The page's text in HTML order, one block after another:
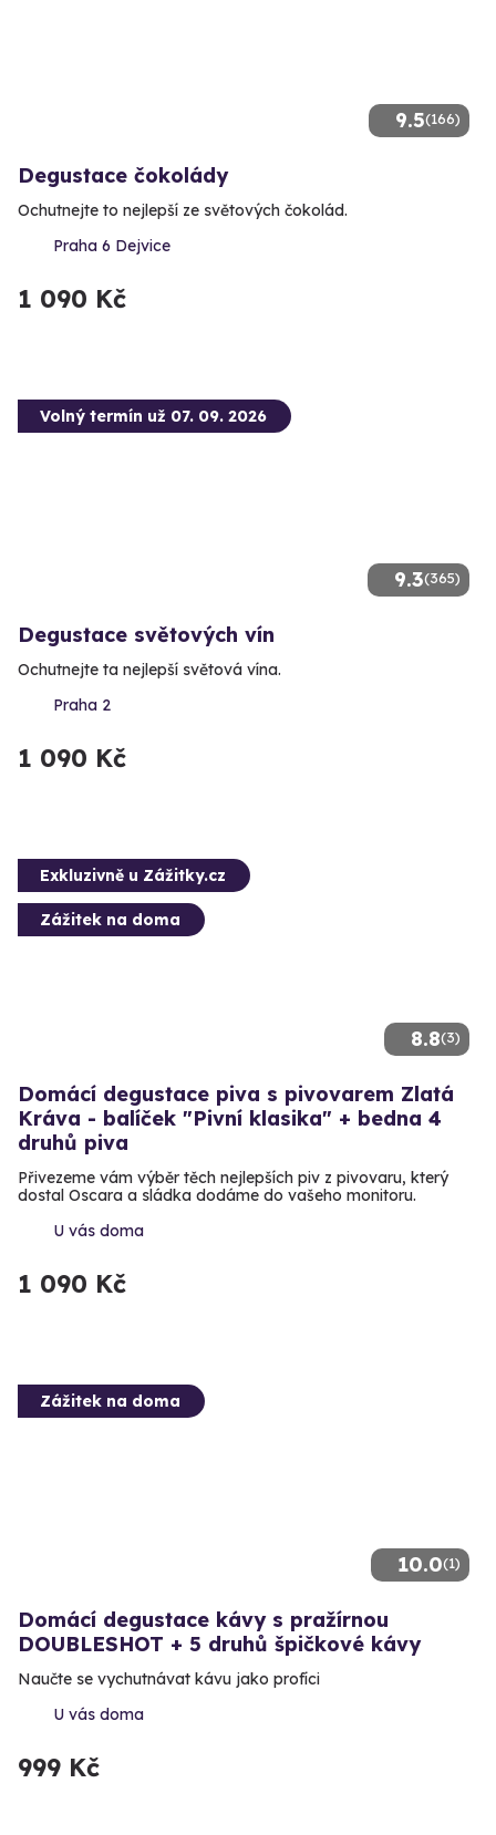
9.5(166)
Degustace čokolády
Ochutnejte to nejlepší ze světových čokolád.
Praha 6 Dejvice
1 090 Kč
9.3(365)
Volný termín už 07. 09. 2026
Degustace světových vín
Ochutnejte ta nejlepší světová vína.
Praha 2
1 090 Kč
8.8(3)
Exkluzivně u Zážitky.cz
Zážitek na doma
Domácí degustace piva s pivovarem Zlatá
Kráva - balíček "Pivní klasika" + bedna 4
druhů piva
Přivezeme vám výběr těch nejlepších piv z pivovaru, který
dostal Oscara a sládka dodáme do vašeho monitoru.
U vás doma
1 090 Kč
10.0(1)
Zážitek na doma
Domácí degustace kávy s pražírnou
DOUBLESHOT + 5 druhů špičkové kávy
Naučte se vychutnávat kávu jako profíci
U vás doma
999 Kč